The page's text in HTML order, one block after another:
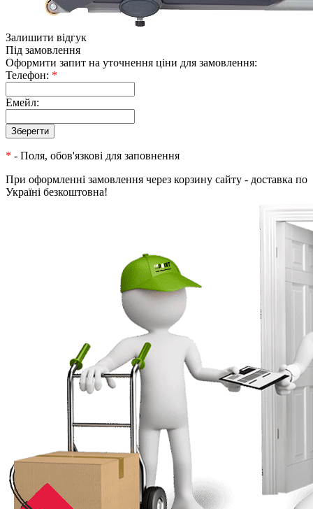
Залишити відгук
Під замовлення
Оформити запит на уточнення ціни для замовлення:
Телефон: *
Емейл:
* - Поля, обов'язкові для заповнення
При оформленні замовлення через корзину сайту - доставка по
Україні безкоштовна!